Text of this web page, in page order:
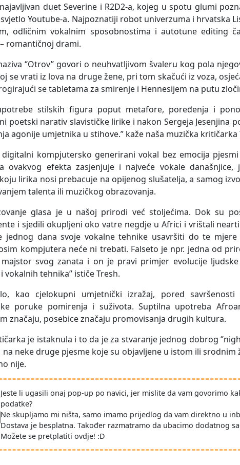
duet Severine i R2D2-a, kojeg u spotu glumi
Youtube-a. Najpoznatiji robot univerzuma i hrvatska
odličnim vokalnim sposobnostima i autotune editing
romantičnoj drami.
‘’Otrov’’ govori o neuhvatljivom švaleru kog pola
se vrati iz lova na druge žene, pri tom skačući iz voza,
se tabletama za smirenje i Hennesijem na putu
stilskih figura poput metafore, poređenja i
poetski narativ slavističke lirike i nakon Sergeja Jesenjina
agonije umjetnika u stihove.” kaže naša muzička kritičarka
digitalni kompjutersko generirani vokal bez emocija
ovakvog efekta zasjenjuje i najveće vokale
lirika nosi prebacuje na opijenog slušatelja, a samog
talenta ili muzičkog obrazovanja.
glasa je u našoj prirodi već stoljećima. Dok su
i sjedili okupljeni oko vatre negdje u Africi i vrištali
jednog dana svoje vokalne tehnike usavršiti do te
kompjutera neće ni trebati. Falseto je npr. jedna od
majstor svog zanata i on je pravi primjer evolucije
vokalnih tehnika’’ ističe Tresh.
kao cjelokupni umjetnički izražaj, pored
poruke pomirenja i suživota. Suptilna upotreba
značaju, posebice značaju promovisanja drugih kultura.
je istaknula i to da je za stvaranje jednog dobrog
na neke druge pjesme koje su objavljene u istom ili srodnim
nije.
Jeste li ugasili onaj pop-up po navici, jer mislite da vam govorimo
podatke?
Ne skupljamo mi ništa, samo imamo prijedlog da vam direktno u
Dostava je besplatna. Također razmatramo da ubacimo dodatnog
Možete se pretplatiti ovdje! :D